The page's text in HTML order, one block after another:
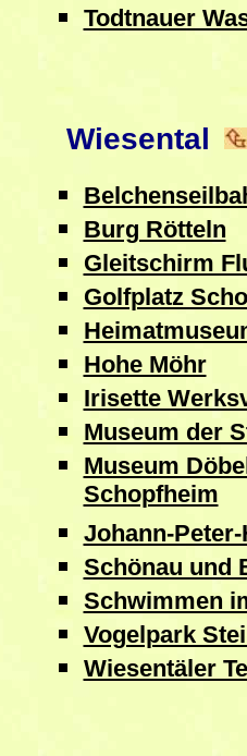
Todtnauer
Wiesental
Burg Rötteln
Gleitschirm
Golfplatz
Hohe Möhr
Irisette
Museum der
Museum
Schopfheim
Johann-
Schönau und
Schwimmen
Vogelpark
Wiesentäler